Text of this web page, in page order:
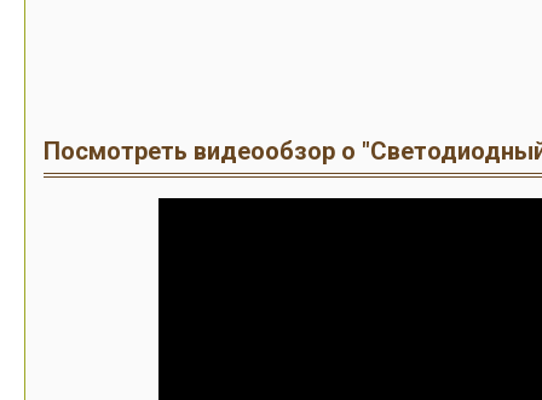
Посмотреть видеообзор о